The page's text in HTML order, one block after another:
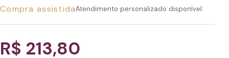
Compra assistidaAtendimento personalizado disponível
R$ 213,80